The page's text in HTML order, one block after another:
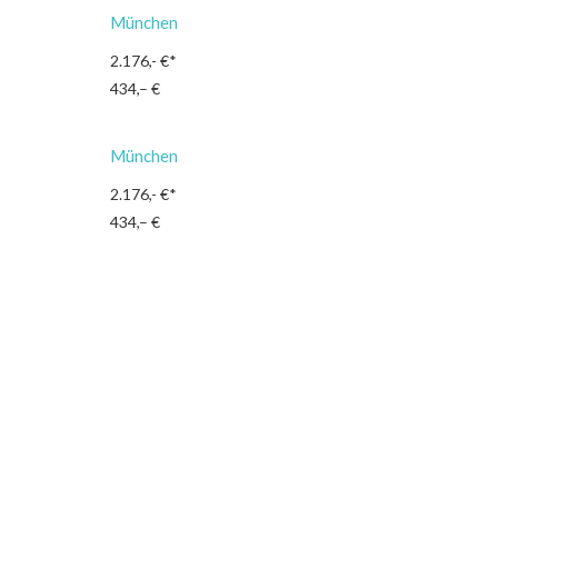
München
2.176,- €*
434,– €
München
2.176,- €*
434,– €